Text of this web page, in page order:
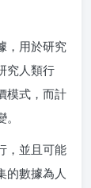
，用於研究
究人類行
模式，而計
，並且可能
的數據為人